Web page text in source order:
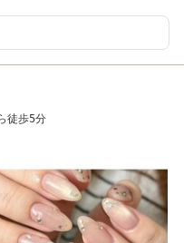
徒歩5分